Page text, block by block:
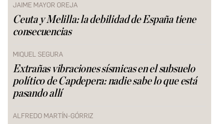
JAIME MAYOR OREJA
Ceuta y Melilla: la debilidad de España tiene
consecuencias
MIQUEL SEGURA
Extrañas vibraciones sísmicas en el subsuelo
político de Capdepera: nadie sabe lo que está
pasando allí
ALFREDO MARTÍN-GÓRRIZ